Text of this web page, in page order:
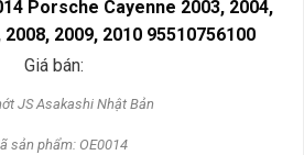
Porsche Cayenne 2003, 2004,
2008, 2009, 2010 95510756100
Giá bán:
JS Asakashi Nhật Bản
sản phẩm: OE0014